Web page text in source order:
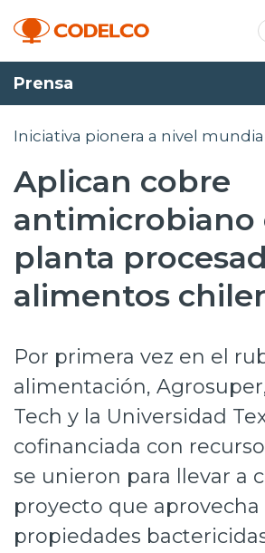
Transparencia activa
Innovación
Inversionistas
Prensa
Trabaja en Codelco
Transparencia activa
Canales de denuncia
Prensa
Iniciativa pionera a nivel
Aplican cobre
antimicrobiano
planta
alimentos
Por primera vez en el
alimentación,
Tech y la Universidad
cofinanciada con
se unieron para llevar a
proyecto que aprovecha
propiedades